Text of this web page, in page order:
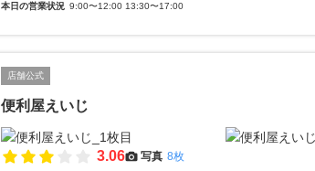
本日の営業状況 9:00〜12:00 13:30〜17:00
店舗公式
便利屋えいじ
3.06 写真 8枚